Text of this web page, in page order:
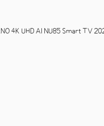
4K UHD AI NU85 Smart TV